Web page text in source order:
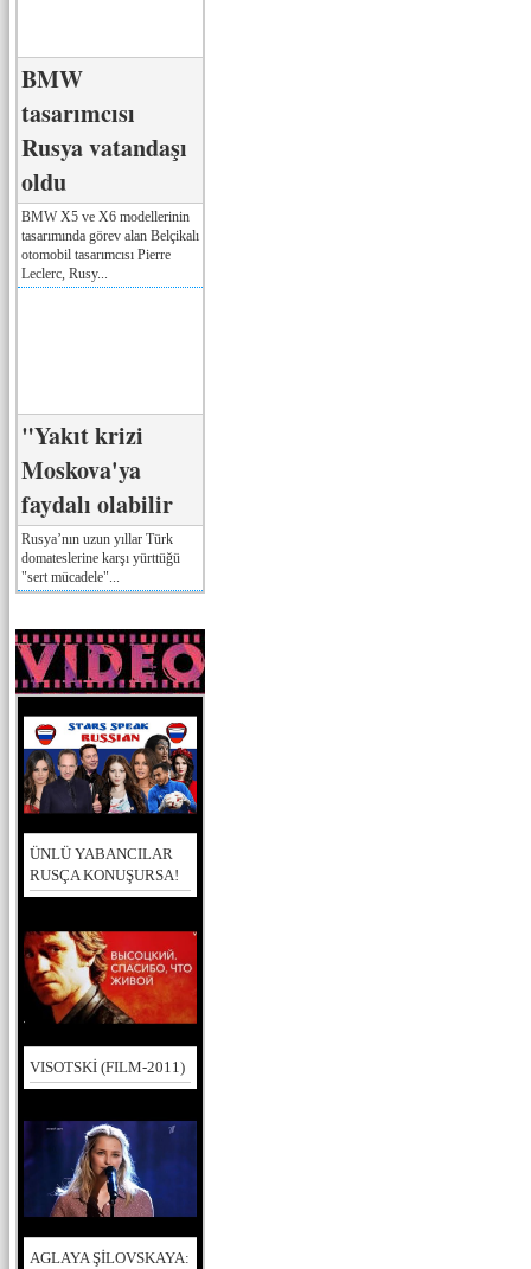
BMW
tasarımcısı
Rusya vatandaşı
oldu
BMW X5 ve X6 modellerinin
tasarımında görev alan Belçikalı
otomobil tasarımcısı Pierre
Leclerc, Rusy...
"Yakıt krizi
Moskova'ya
faydalı olabilir
Rusya’nın uzun yıllar Türk
domateslerine karşı yürttüğü
"sert mücadele"...
ÜNLÜ YABANCILAR
RUSÇA KONUŞURSA!
VISOTSKİ (FILM-2011)
AGLAYA ŞİLOVSKAYA: